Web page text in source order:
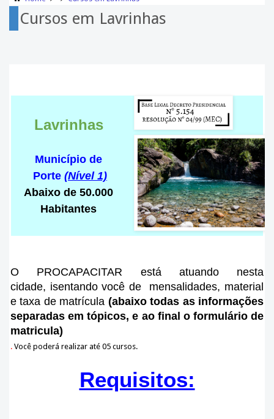
Cursos em Lavrinhas
Lavrinhas
Município de
Porte (Nível 1)
Abaixo de 50.000
Habitantes
O PROCAPACITAR está atuando nesta
cidade, isentando você de mensalidades, material
e taxa de matrícula (abaixo todas as informações
separadas em tópicos, e ao final o formulário de
matricula)
. Você poderá realizar até 05 cursos.
Requisitos: